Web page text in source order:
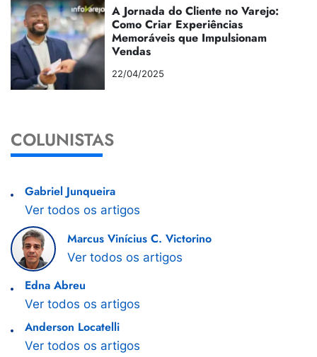
A Jornada do Cliente no Varejo:
Como Criar Experiências
Memoráveis que Impulsionam
Vendas
22/04/2025
COLUNISTAS
Gabriel Junqueira
Ver todos os artigos
Marcus Vinícius C. Victorino
Ver todos os artigos
Edna Abreu
Ver todos os artigos
Anderson Locatelli
Ver todos os artigos